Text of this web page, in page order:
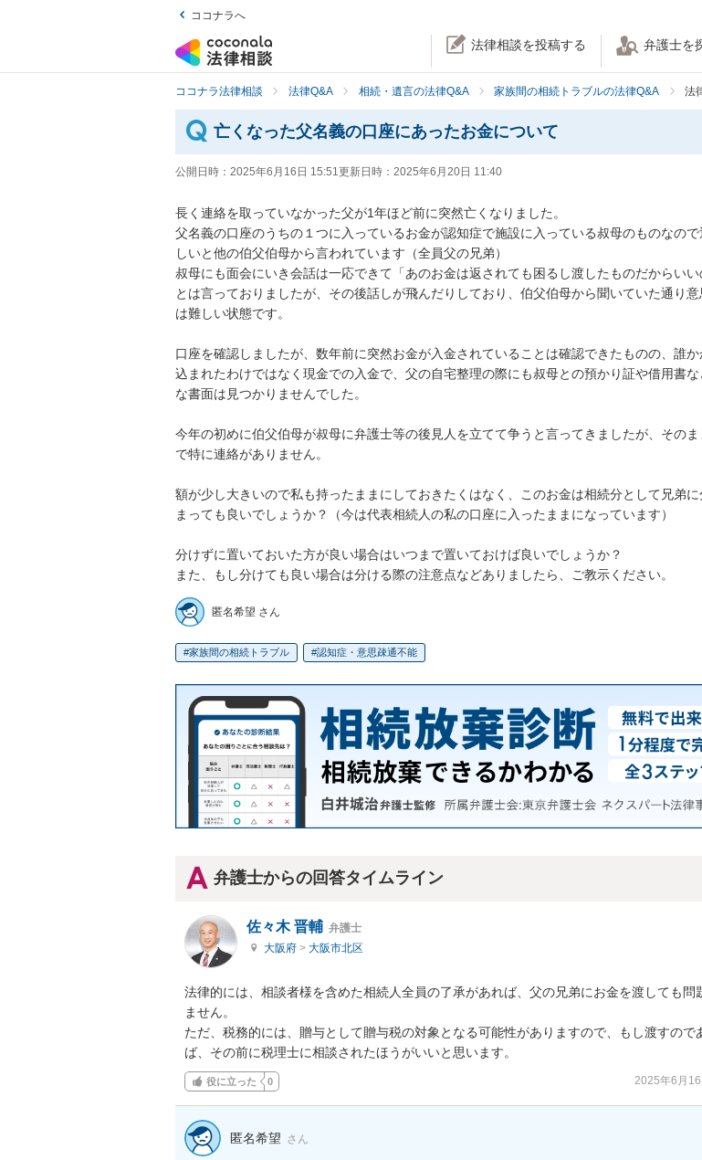
ココナラへ
法律相談を投稿する 弁護士を
ココナラ法律相談 法律Q&A 相続・遺言の法律Q&A 家族間の相続トラブルの法律Q&A 法
亡くなった父名義の口座にあったお金について
公開日時： 2025年6月16日 15:51更新日時： 2025年6月20日 11:40
長く連絡を取っていなかった父が1年ほど前に突然亡くなりました。
父名義の口座のうちの１つに入っているお金が認知症で施設に入っている叔母のものなので
しいと他の伯父伯母から言われています（全員父の兄弟）
叔母にも面会にいき会話は一応できて「あのお金は返されても困るし渡したものだからい
とは言っておりましたが、その後話しが飛んだりしており、伯父伯母から聞いていた通り意
は難しい状態です。
口座を確認しましたが、数年前に突然お金が入金されていることは確認できたものの、誰か
込まれたわけではなく現金での入金で、父の自宅整理の際にも叔母との預かり証や借用書
な書面は見つかりませんでした。
今年の初めに伯父伯母が叔母に弁護士等の後見人を立てて争うと言ってきましたが、そのま
で特に連絡がありません。
額が少し大きいので私も持ったままにしておきたくはなく、このお金は相続分として兄弟に
まっても良いでしょうか？（今は代表相続人の私の口座に入ったままになっています）
分けずに置いておいた方が良い場合はいつまで置いておけば良いでしょうか？
また、もし分けても良い場合は分ける際の注意点などありましたら、ご教示ください。
匿名希望 さん
家族間の相続トラブル 認知症・意思疎通不能
弁護士からの回答タイムライン
佐々木 晋輔 弁護士
大阪府 > 大阪市北区
法律的には、相談者様を含めた相続人全員の了承があれば、父の兄弟にお金を渡しても問
ません。
ただ、税務的には、贈与として贈与税の対象となる可能性がありますので、もし渡すので
ば、その前に税理士に相談されたほうがいいと思います。
役に立った 0 2025年6月
匿名希望 さん